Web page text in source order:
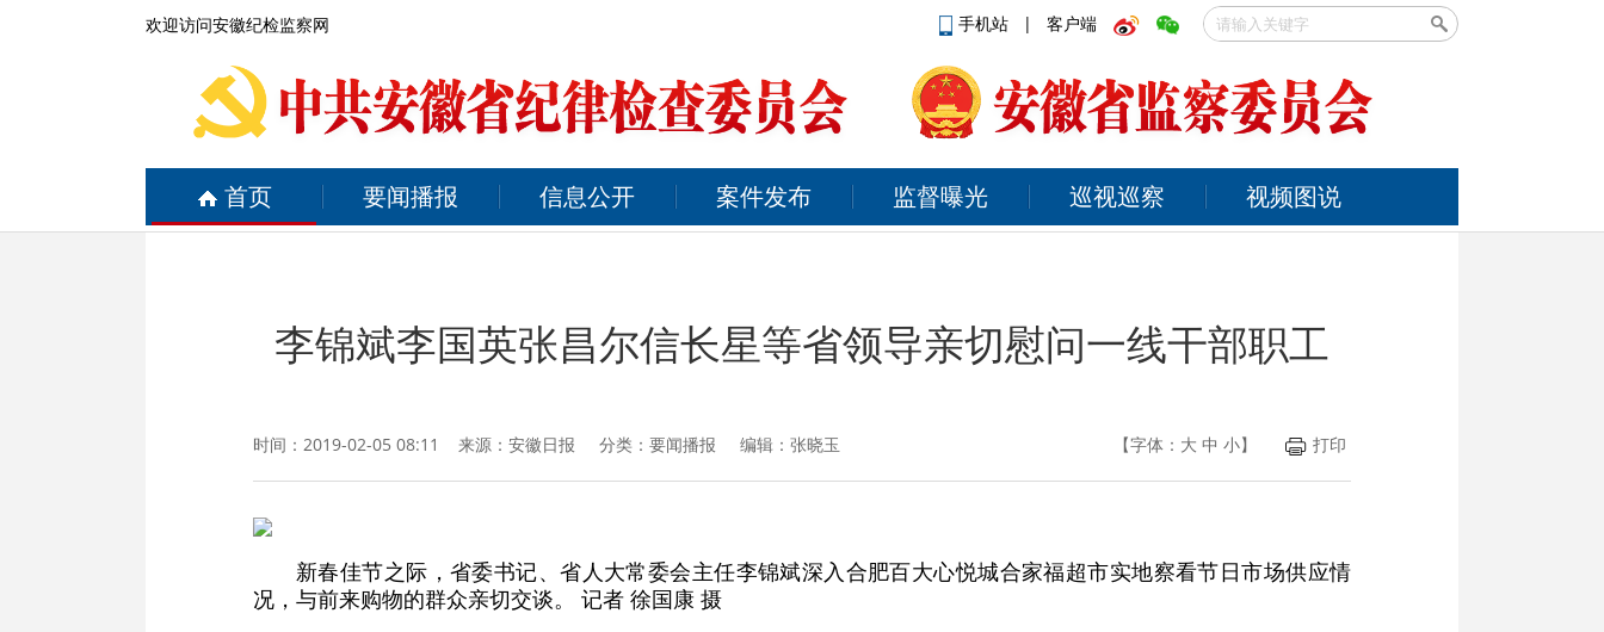
欢迎访问安徽纪检监察网 手机站 | 客户端
首页 要闻播报 信息公开 案件发布 监督曝光 巡视巡察 视频图说
李锦斌李国英张昌尔信长星等省领导亲切慰问一线干部职工
时间：2019-02-05 08:11 来源： 安徽日报 分类：要闻播报 编辑：张晓玉 【字体： 大 中 小】 打印
新春佳节之际，省委书记、省人大常委会主任李锦斌深入合肥百大心悦城合家福超市实地察看节日市场供应情
况，与前来购物的群众亲切交谈。 记者 徐国康 摄